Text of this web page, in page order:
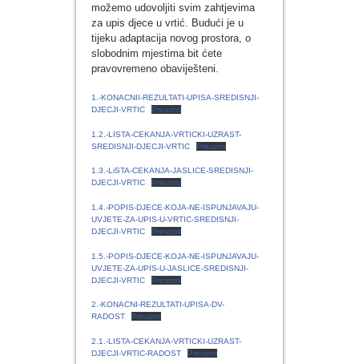
možemo udovoljiti svim zahtjevima
za upis djece u vrtić. Budući je u
tijeku adaptacija novog prostora, o
slobodnim mjestima bit ćete
pravovremeno obaviješteni.
1.-KONACNII-REZULTATI-UPISA-SREDISNJI-
DJECJI-VRTIC
Preuzmi
1.2.-LISTA-CEKANJA-VRTICKI-UZRAST-
SREDISNJI-DJECJI-VRTIC
Preuzmi
1.3.-LiSTA-CEKANJA-JASLICE-SREDISNJI-
DJECJI-VRTIC
Preuzmi
1.4.-POPIS-DJECE-KOJA-NE-ISPUNJAVAJU-
UVJETE-ZA-UPIS-U-VRTIC-SREDISNJI-
DJECJI-VRTIC
Preuzmi
1.5.-POPIS-DJECE-KOJA-NE-ISPUNJAVAJU-
UVJETE-ZA-UPIS-U-JASLICE-SREDISNJI-
DJECJI-VRTIC
Preuzmi
2.-KONACNI-REZULTATI-UPISA-DV-
RADOST
Preuzmi
2.1.-LISTA-CEKANJA-VRTICKI-UZRAST-
DJECJI-VRTIC-RADOST
Preuzmi